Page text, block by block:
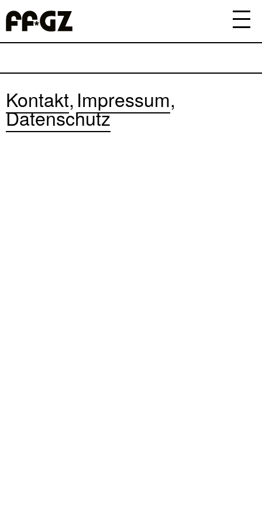
Kontakt Impressum
Datenschutz